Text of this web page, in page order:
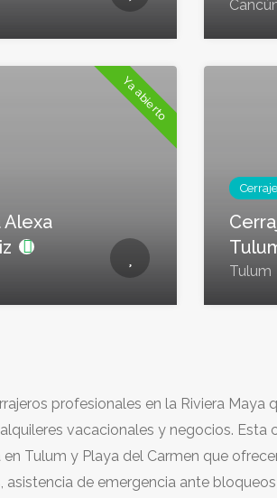
Ya abierto
Alexa
Tulum
profesionales en la Riviera Maya
vacacionales y negocios. Esta
Tulum y Playa del Carmen que
asistencia de emergencia ante